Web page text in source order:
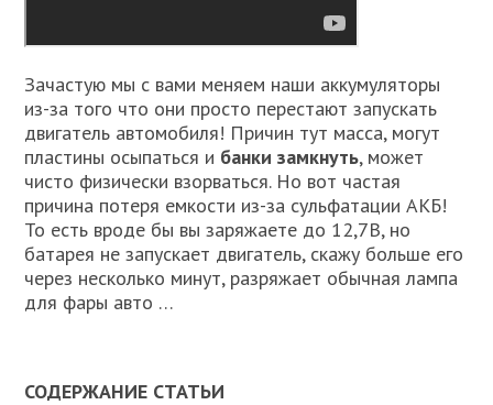
Зачастую мы с вами меняем наши аккумуляторы
из-за того что они просто перестают запускать
двигатель автомобиля! Причин тут масса, могут
пластины осыпаться и банки замкнуть, может
чисто физически взорваться. Но вот частая
причина потеря емкости из-за сульфатации АКБ!
То есть вроде бы вы заряжаете до 12,7В, но
батарея не запускает двигатель, скажу больше его
через несколько минут, разряжает обычная лампа
для фары авто …
СОДЕРЖАНИЕ СТАТЬИ